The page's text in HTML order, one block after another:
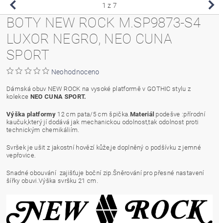
1 z 7
BOTY NEW ROCK M.SP9873-S4
LUXOR NEGRO, NEO CUNA
SPORT
Neohodnoceno
Dámská obuv NEW ROCK na vysoké platformě v GOTHIC stylu z
kolekce NEO CUNA SPORT.
Výška platformy12 cm pata/5 cm špička.Materiál podešve :přírodní
kaučuk,který jí dodává jak mechanickou odolnost,tak odolnost proti
technickým chemikáliím.
Svršek je ušit z jakostní hovězí kůže,je doplněný o podšívku z jemné
vepřovice.
Snadné obouvání zajišťuje boční zip.Šněrování pro přesné nastavení
šířky obuvi.Výška svršku 21 cm.